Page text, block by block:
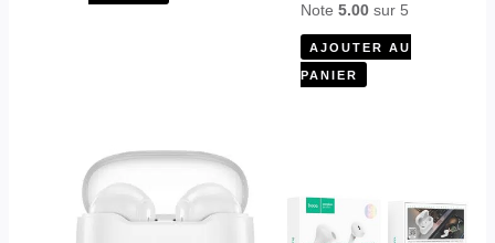
Note 5.00sur 5
AJOUTER AU
PANIER
Ce
produit
a